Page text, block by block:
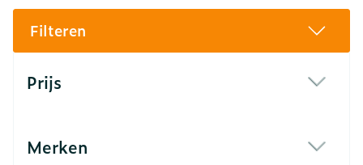
Filteren
Prijs
Merken